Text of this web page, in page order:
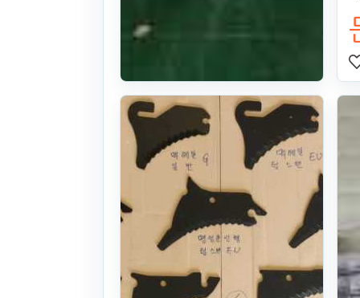
이태리산 로타
리날 판매
본체: 독일산 모
우아날 독일산,
유럽산 원형칼날